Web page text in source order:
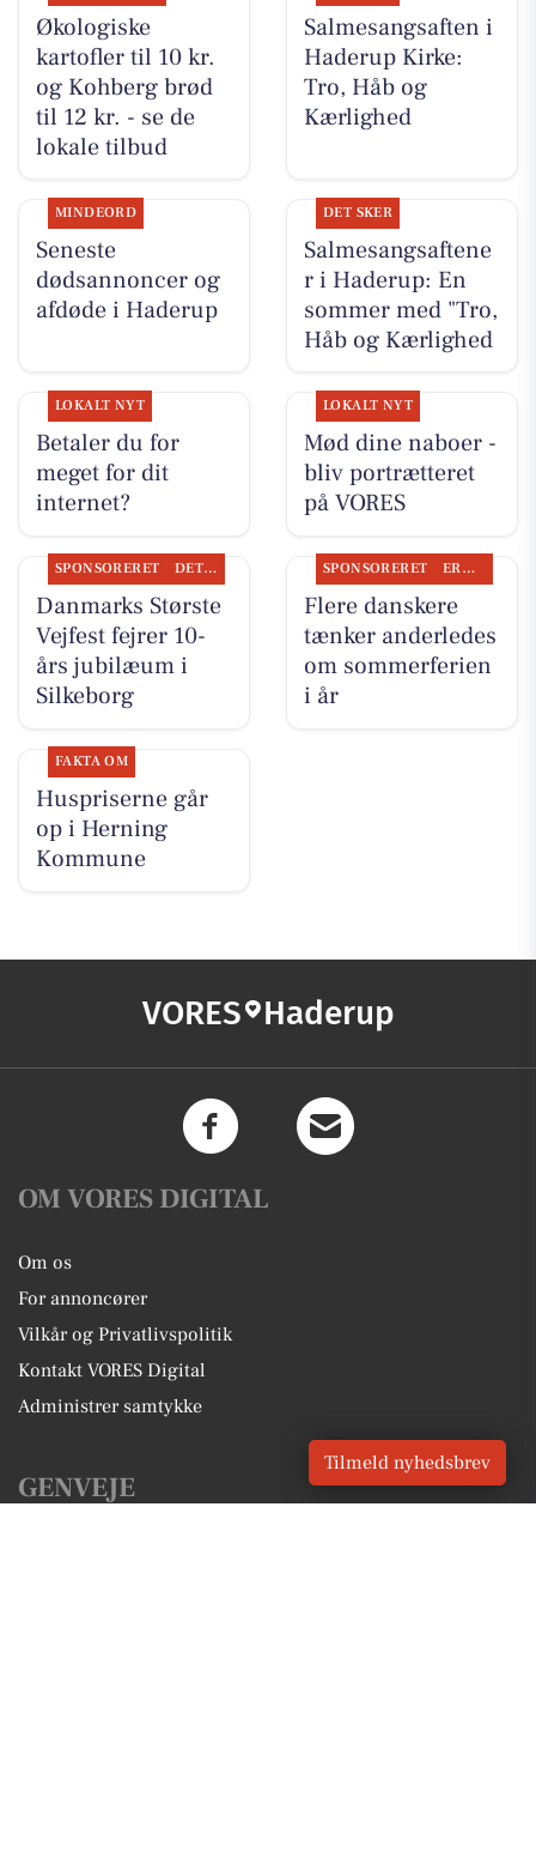
Økologiske
kartofler til 10 kr.
og Kohberg brød
til 12 kr. - se de
lokale tilbud
Salmesangsaften i
Haderup Kirke:
Tro, Håb og
Kærlighed
MINDEORD
Seneste
dødsannoncer og
afdøde i Haderup
DET SKER
Salmesangsaftene
r i Haderup: En
sommer med "Tro,
Håb og Kærlighed
LOKALT NYT
Betaler du for
meget for dit
internet?
LOKALT NYT
Mød dine naboer -
bliv portrætteret
på VORES
SPONSORERET DET SKER
Danmarks Største
Vejfest fejrer 10-
års jubilæum i
Silkeborg
SPONSORERET ERHVERV
Flere danskere
tænker anderledes
om sommerferien
i år
FAKTA OM
Huspriserne går
op i Herning
Kommune
VORES Haderup
OM VORES DIGITAL
Om os
For annoncører
Vilkår og Privatlivspolitik
Kontakt VORES Digital
Administrer samtykke
GENVEJE
Tilmeld nyhedsbrev